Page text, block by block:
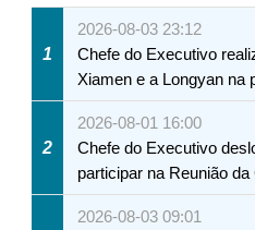
1
2026-08-03 23:12
Chefe do Executivo
Xiamen e a Longyan na
2
2026-08-01 16:00
Chefe do Executivo
participar na Reunião
Macau
2026-08-03 09:01